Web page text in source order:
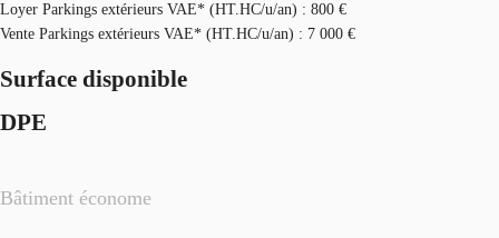
Loyer Parkings extérieurs VAE* (HT.HC/u/an) : 800 €
Vente Parkings extérieurs VAE* (HT.HC/u/an) : 7 000 €
Surface disponible
DPE
Bâtiment économe